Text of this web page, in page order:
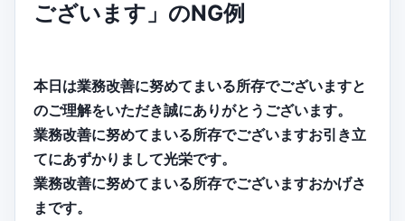
ございます」のNG例
本日は業務改善に努めてまいる所存でございますと
のご理解をいただき誠にありがとうございます。
業務改善に努めてまいる所存でございますお引き立
てにあずかりまして光栄です。
業務改善に努めてまいる所存でございますおかげさ
まです。